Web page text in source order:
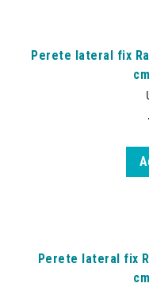
Perete lateral fix
Perete lateral fix